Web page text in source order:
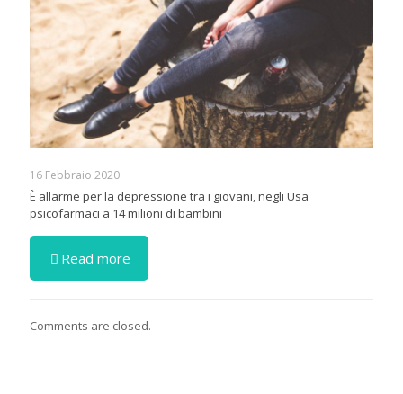
16 Febbraio 2020
È allarme per la depressione tra i giovani, negli Usa
psicofarmaci a 14 milioni di bambini
Read more
Comments are closed.